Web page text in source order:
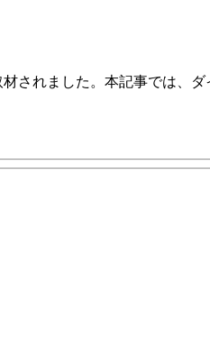
されました。本記事では、